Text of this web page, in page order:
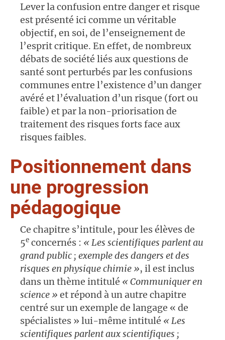
Lever la confusion entre danger et risque
est présenté ici comme un véritable
objectif, en soi, de l’enseignement de
l’esprit critique. En effet, de nombreux
débats de société liés aux questions de
santé sont perturbés par les confusions
communes entre l’existence d’un danger
avéré et l’évaluation d’un risque (fort ou
faible) et par la non-priorisation de
traitement des risques forts face aux
risques faibles.
Positionnement dans
une progression
pédagogique
Ce chapitre s’intitule, pour les élèves de
5e concernés : « Les scientifiques parlent au
grand public ; exemple des dangers et des
risques en physique chimie », il est inclus
dans un thème intitulé « Communiquer en
science » et répond à un autre chapitre
centré sur un exemple de langage « de
spécialistes » lui-même intitulé « Les
scientifiques parlent aux scientifiques ;